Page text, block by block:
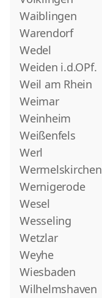
Waiblingen
Warendorf
Wedel
Weiden i.d.OPf.
Weil am Rhein
Weimar
Weinheim
Weißenfels
Werl
Wermelskirchen
Wernigerode
Wesel
Wesseling
Wetzlar
Weyhe
Wiesbaden
Wilhelmshaven